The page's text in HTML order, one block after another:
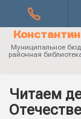
Муниципальное
районная
Читаем